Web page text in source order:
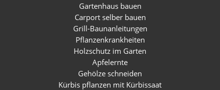
Gartenhaus bauen
Carport selber bauen
Grill-Baunanleitungen
Pflanzenkrankheiten
Holzschutz im Garten
Apfelernte
Gehölze schneiden
Kürbis pflanzen mit Kürbissaat